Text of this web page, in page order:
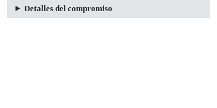
Detalles del compromiso